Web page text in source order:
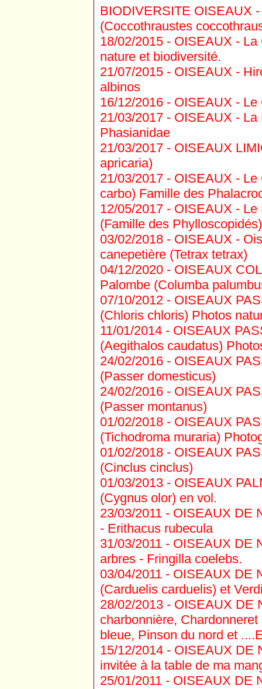
BIODIVERSITE OISEAUX
(Coccothraustes
18/02/2015 - OISEAUX - La
nature et biodiversité.
21/07/2015 - OISEAUX -
albinos
16/12/2016 - OISEAUX - Le
21/03/2017 - OISEAUX - La
Phasianidae
21/03/2017 - OISEAUX
apricaria)
21/03/2017 - OISEAUX - Le
carbo) Famille des
12/05/2017 - OISEAUX - Le
(Famille des Phylloscopidés)
03/02/2018 - OISEAUX -
canepetière (Tetrax tetrax)
04/12/2020 - OISEAUX
Palombe (Columba
07/10/2012 - OISEAUX
(Chloris chloris) Photos
11/01/2014 - OISEAUX
(Aegithalos caudatus)
24/02/2016 - OISEAUX
(Passer domesticus)
24/02/2016 - OISEAUX
(Passer montanus)
01/02/2018 - OISEAUX
(Tichodroma muraria)
01/02/2018 - OISEAUX
(Cinclus cinclus)
01/03/2013 - OISEAUX
(Cygnus olor) en vol.
23/03/2011 - OISEAUX DE
- Erithacus rubecula
31/03/2011 - OISEAUX DE
arbres - Fringilla coelebs.
03/04/2011 - OISEAUX DE
(Carduelis carduelis) et
28/02/2013 - OISEAUX DE
charbonnière,
bleue, Pinson du nord et
15/12/2014 - OISEAUX DE
invitée à la table de ma
25/01/2011 - OISEAUX DE